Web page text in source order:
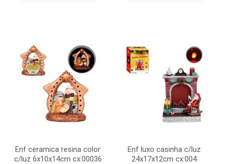
Enf ceramica resina color
c/luz 6x10x14cm cx:00036
Enf luxo casinha c/luz
24x17x12cm cx:004